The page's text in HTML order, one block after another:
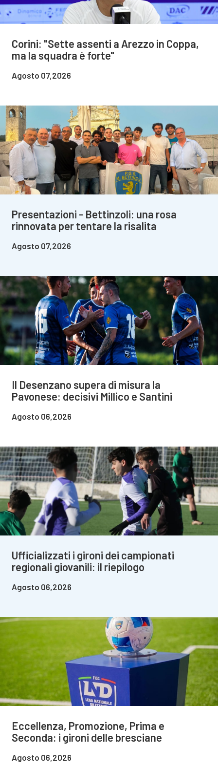
Corini: "Sette assenti a Arezzo in Coppa,
ma la squadra è forte"
Agosto 07,2026
Presentazioni - Bettinzoli: una rosa
rinnovata per tentare la risalita
Agosto 07,2026
Il Desenzano supera di misura la
Pavonese: decisivi Millico e Santini
Agosto 06,2026
Ufficializzati i gironi dei campionati
regionali giovanili: il riepilogo
Agosto 06,2026
Eccellenza, Promozione, Prima e
Seconda: i gironi delle bresciane
Agosto 06,2026